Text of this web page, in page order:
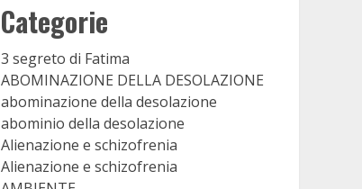
Categorie
3 segreto di Fatima
ABOMINAZIONE DELLA DESOLAZIONE
abominazione della desolazione
abominio della desolazione
Alienazione e schizofrenia
Alienazione e schizofrenia